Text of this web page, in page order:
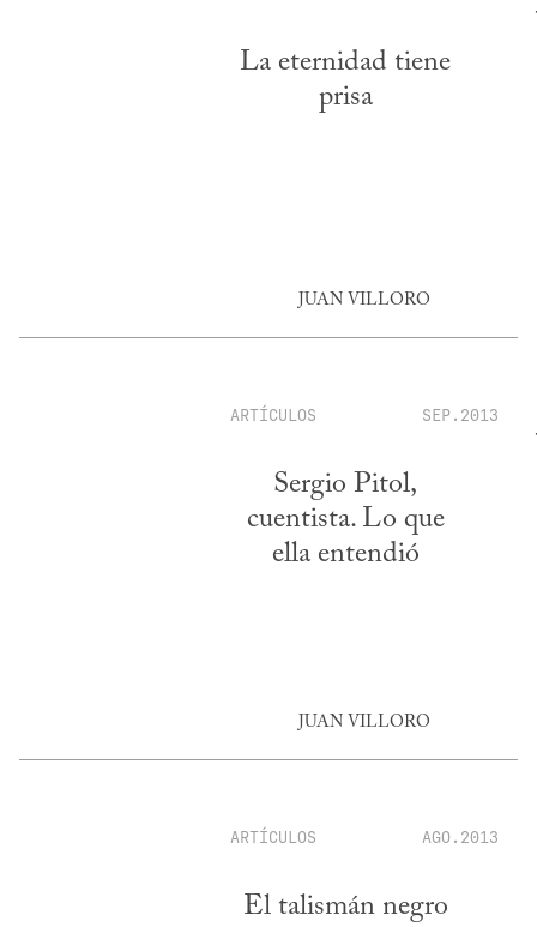
La eternidad tiene
prisa
JUAN VILLORO
ARTÍCULOS SEP.2013
Sergio Pitol,
cuentista. Lo que
ella entendió
JUAN VILLORO
ARTÍCULOS AGO.2013
El talismán negro